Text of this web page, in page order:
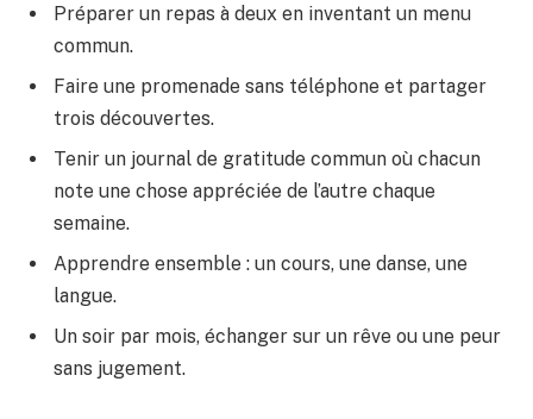
Préparer un repas à deux en inventant un menu
commun.
Faire une promenade sans téléphone et partager
trois découvertes.
Tenir un journal de gratitude commun où chacun
note une chose appréciée de l’autre chaque
semaine.
Apprendre ensemble : un cours, une danse, une
langue.
Un soir par mois, échanger sur un rêve ou une peur
sans jugement.